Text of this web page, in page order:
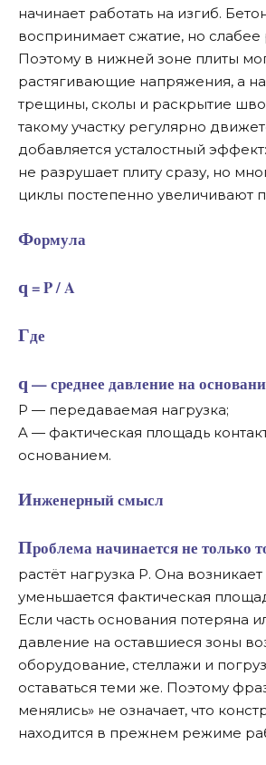
начинает работать на изгиб.
воспринимает сжатие, но слабее
Поэтому в нижней зоне плиты
растягивающие напряжения, а
трещины, сколы и раскрытие
такому участку регулярно
добавляется усталостный
не разрушает плиту сразу, но
циклы постепенно увеличивают
Формула
q = P / A
Где
q — среднее давление на
P — передаваемая нагрузка;
A — фактическая площадь
основанием.
Инженерный смысл
Проблема начинается не только тогда, когда
растёт нагрузка P. Она
уменьшается фактическая
Если часть основания потеряна
давление на оставшиеся зоны
оборудование, стеллажи и
оставаться теми же. Поэтому
менялись» не означает, что
находится в прежнем режиме